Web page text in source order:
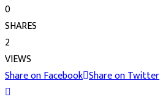
0
SHARES
2
VIEWS
Share on Facebook Share on Twitter